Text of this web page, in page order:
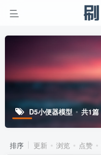
D5小便器模型 共1篇
排序 更新 浏览 点赞